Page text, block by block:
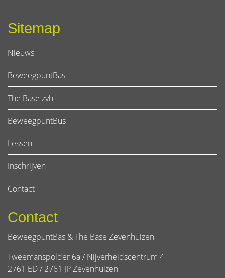
Sitemap
Nieuws
BeweegpuntBas
The Base zvh
BeweegpuntBus
Lessen
Inschrijven
Contact
Contact
BeweegpuntBas & The Base Zevenhuizen
Tweemanspolder 6a / Nijverheidscentrum 4
2761 ED / 2761 JP Zevenhuizen